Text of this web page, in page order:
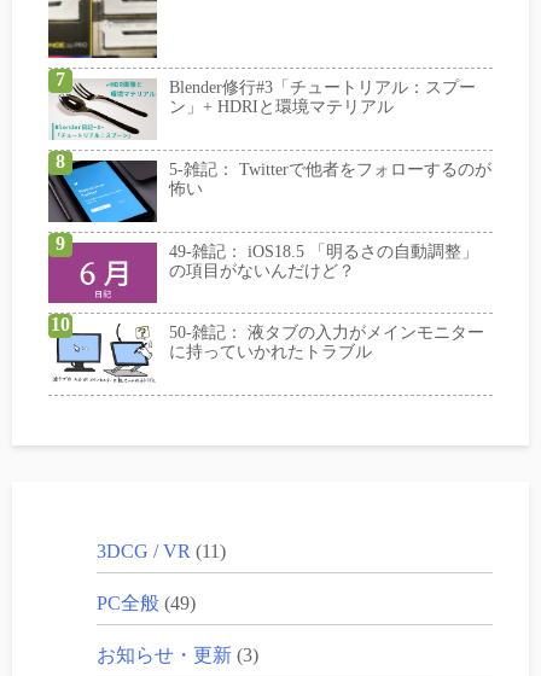
Blender修行#3「チュートリアル：スプー
ン」+ HDRIと環境マテリアル
5-雑記： Twitterで他者をフォローするのが
怖い
49-雑記： iOS18.5 「明るさの自動調整」
の項目がないんだけど？
50-雑記： 液タブの入力がメインモニター
に持っていかれたトラブル
3DCG / VR (11)
PC全般 (49)
お知らせ・更新 (3)